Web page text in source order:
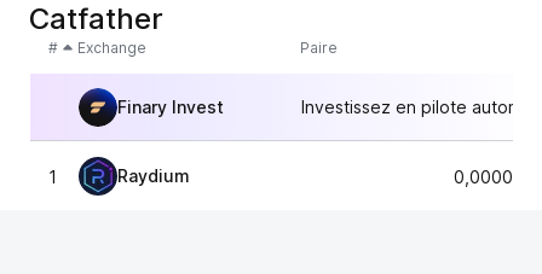
Catfather
# Exchange Paire
Finary Invest Investissez en pilote
1 Raydium